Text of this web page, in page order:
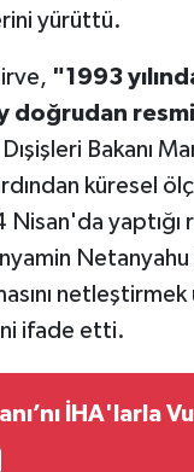
yürüttü.
"1993
doğrudan
Bakanı
küresel
yaptığı
Netanyahu
ifade etti.
İHA'larla